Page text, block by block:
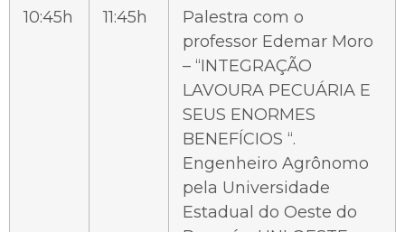
10:45h 11:45h
Palestra com o
professor Edemar Moro
– “INTEGRAÇÃO
LAVOURA PECUÁRIA E
SEUS ENORMES
BENEFÍCIOS “.
Engenheiro Agrônomo
pela Universidade
Estadual do Oeste do